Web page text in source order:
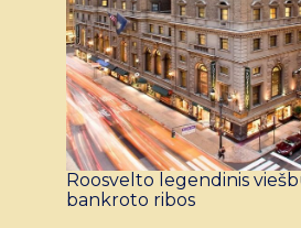
Roosvelto legendinis
bankroto ribos